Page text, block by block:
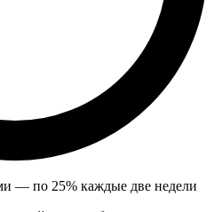
— по 25% каждые две недели